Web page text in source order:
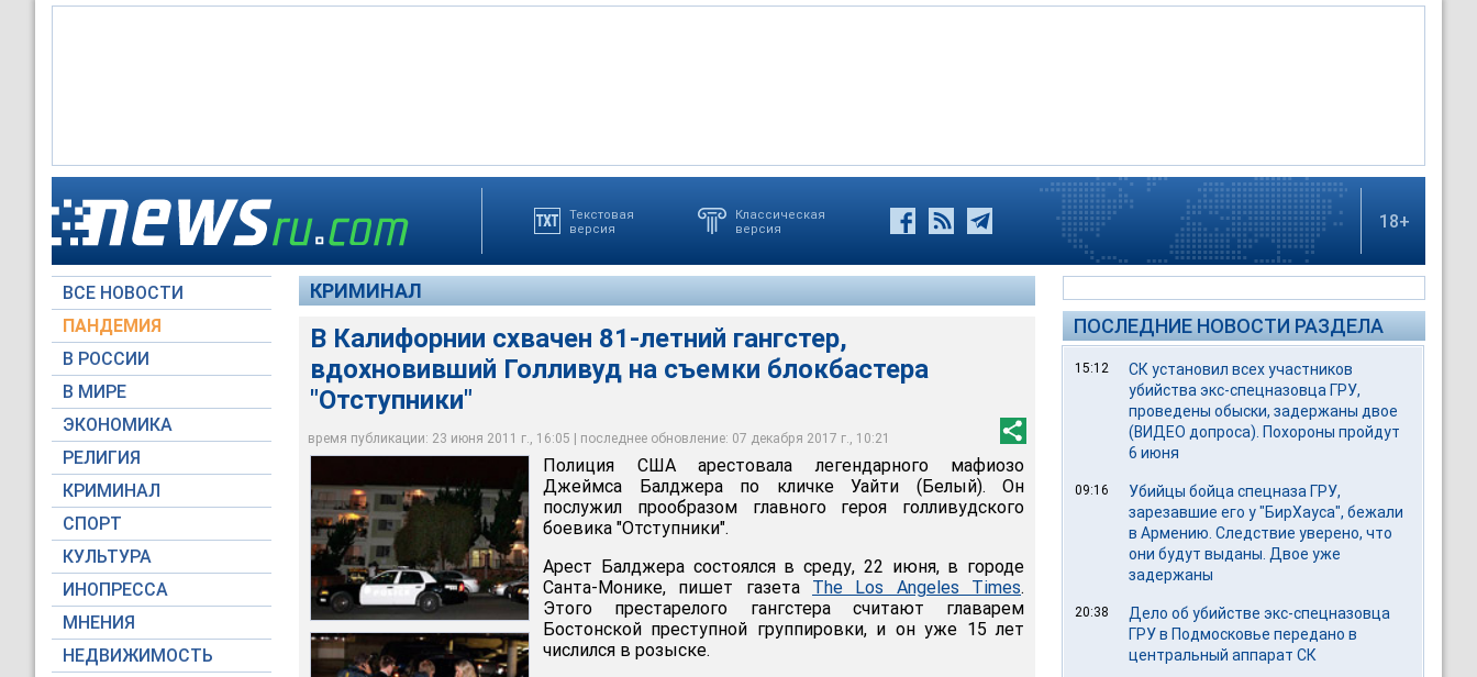
Текстовая
версия
Классическая
версия
18+
ВСЕ НОВОСТИ
ПАНДЕМИЯ
В РОССИИ
В МИРЕ
ЭКОНОМИКА
РЕЛИГИЯ
КРИМИНАЛ
СПОРТ
КУЛЬТУРА
ИНОПРЕССА
МНЕНИЯ
НЕДВИЖИМОСТЬ
КРИМИНАЛ
В Калифорнии схвачен 81-летний гангстер,
вдохновивший Голливуд на съемки блокбастера
"Отступники"
время публикации: 23 июня 2011 г., 16:05 | последнее обновление: 07 декабря 2017 г., 10:21
Полиция США арестовала легендарного мафиозо Джеймса Балджера по кличке
Уайти (Белый)
Reuters
Арест Балджера состоялся в среду, 22 июня, в городе Санта-Монике
Reuters
Этого престарелого гангстера считают главарем Бостонской преступной
группировки, и он уже 15 лет числился в розыске
Reuters
Полиция США арестовала легендарного мафиозо
Джеймса Балджера по кличке Уайти (Белый). Он
послужил прообразом главного героя голливудского
боевика "Отступники".
Арест Балджера состоялся в среду, 22 июня, в городе
Санта-Монике, пишет газета The Los Angeles Times.
Этого престарелого гангстера считают главарем
Бостонской преступной группировки, и он уже 15 лет
числился в розыске.
ПОСЛЕДНИЕ НОВОСТИ РАЗДЕЛА
15:12
СК установил всех участников
убийства экс-спецназовца ГРУ,
проведены обыски, задержаны двое
(ВИДЕО допроса). Похороны пройдут
6 июня
09:16
Убийцы бойца спецназа ГРУ,
зарезавшие его у "БирХауса", бежали
в Армению. Следствие уверено, что
они будут выданы. Двое уже
задержаны
20:38
Дело об убийстве экс-спецназовца
ГРУ в Подмосковье передано в
центральный аппарат СК